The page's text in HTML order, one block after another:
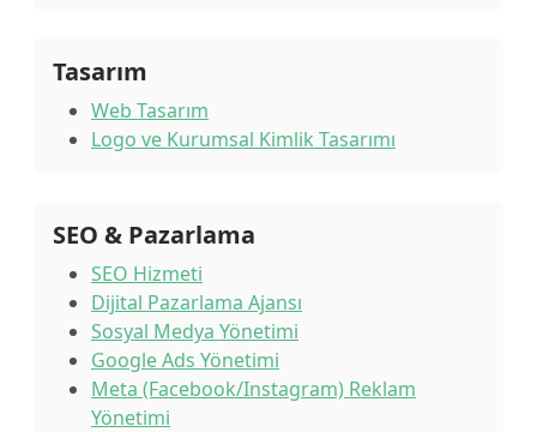
Tasarım
Web Tasarım
Logo ve Kurumsal Kimlik Tasarımı
SEO & Pazarlama
SEO Hizmeti
Dijital Pazarlama Ajansı
Sosyal Medya Yönetimi
Google Ads Yönetimi
Meta (Facebook/Instagram) Reklam
Yönetimi